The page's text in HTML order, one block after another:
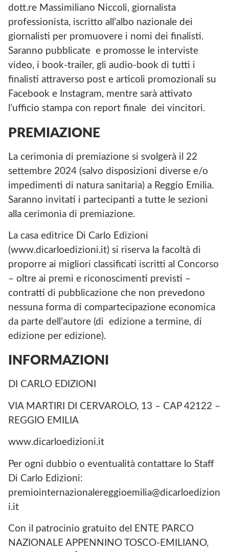
dott.re Massimiliano Niccoli, giornalista
professionista, iscritto all’albo nazionale dei
giornalisti per promuovere i nomi dei finalisti.
Saranno pubblicate e promosse le interviste
video, i book-trailer, gli audio-book di tutti i
finalisti attraverso post e articoli promozionali su
Facebook e Instagram, mentre sarà attivato
l’ufficio stampa con report finale dei vincitori.
PREMIAZIONE
La cerimonia di premiazione si svolgerà il 22
settembre 2024 (salvo disposizioni diverse e/o
impedimenti di natura sanitaria) a Reggio Emilia.
Saranno invitati i partecipanti a tutte le sezioni
alla cerimonia di premiazione.
La casa editrice Di Carlo Edizioni
(www.dicarloedizioni.it) si riserva la facoltà di
proporre ai migliori classificati iscritti al Concorso
– oltre ai premi e riconoscimenti previsti –
contratti di pubblicazione che non prevedono
nessuna forma di compartecipazione economica
da parte dell’autore (di edizione a termine, di
edizione per edizione).
INFORMAZIONI
DI CARLO EDIZIONI
VIA MARTIRI DI CERVAROLO, 13 – CAP 42122 –
REGGIO EMILIA
www.dicarloedizioni.it
Per ogni dubbio o eventualità contattare lo Staff
Di Carlo Edizioni:
premiointernazionalereggioemilia@dicarloedizion
i.it
Con il patrocinio gratuito del ENTE PARCO
NAZIONALE APPENNINO TOSCO-EMILIANO,